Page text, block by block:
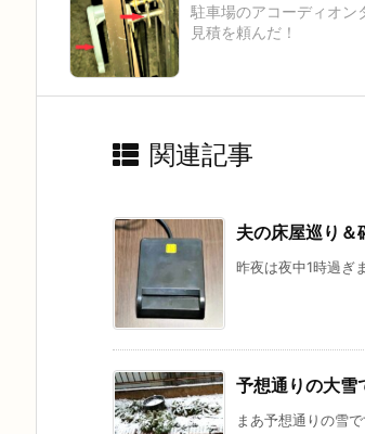
駐車場のアコーディオン
見積を頼んだ！
関連記事
夫の床屋巡り＆
昨夜は夜中1時過ぎ
予想通りの大雪
まあ予想通りの雪